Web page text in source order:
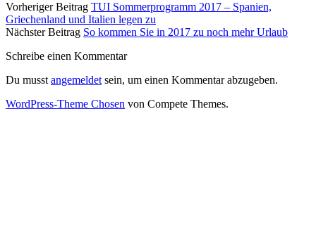
Vorheriger Beitrag TUI Sommerprogramm 2017 – Spanien,
Griechenland und Italien legen zu
Nächster Beitrag So kommen Sie in 2017 zu noch mehr Urlaub
Schreibe einen Kommentar
Du musstangemeldetsein, um einen Kommentar abzugeben.
WordPress-Theme Chosen von Compete Themes.